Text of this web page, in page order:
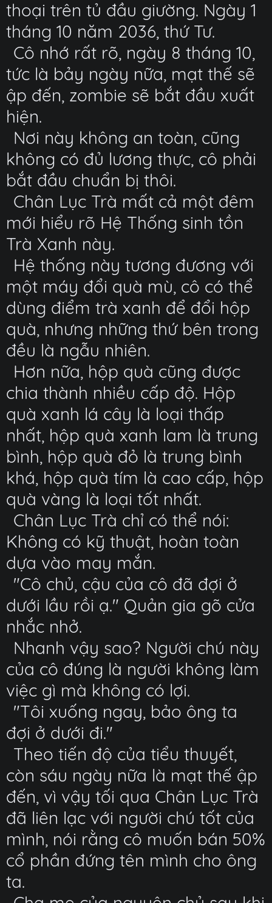
thoại trên tủ đầu giường. Ngày 1
tháng 10 năm 2036, thứ Tư.
Cô nhớ rất rõ, ngày 8 tháng 10,
tức là bảy ngày nữa, mạt thế sẽ
ập đến, zombie sẽ bắt đầu xuất
hiện.
Nơi này không an toàn, cũng
không có đủ lương thực, cô phải
bắt đầu chuẩn bị thôi.
Chân Lục Trà mất cả một đêm
mới hiểu rõ Hệ Thống sinh tồn
Trà Xanh này.
Hệ thống này tương đương với
một máy đổi quà mù, cô có thể
dùng điểm trà xanh để đổi hộp
quà, nhưng những thứ bên trong
đều là ngẫu nhiên.
Hơn nữa, hộp quà cũng được
chia thành nhiều cấp độ. Hộp
quà xanh lá cây là loại thấp
nhất, hộp quà xanh lam là trung
bình, hộp quà đỏ là trung bình
khá, hộp quà tím là cao cấp, hộp
quà vàng là loại tốt nhất.
Chân Lục Trà chỉ có thể nói:
Không có kỹ thuật, hoàn toàn
dựa vào may mắn.
"Cô chủ, cậu của cô đã đợi ở
dưới lầu rồi ạ." Quản gia gõ cửa
nhắc nhở.
Nhanh vậy sao? Người chú này
của cô đúng là người không làm
việc gì mà không có lợi.
"Tôi xuống ngay, bảo ông ta
đợi ở dưới đi."
Theo tiến độ của tiểu thuyết,
còn sáu ngày nữa là mạt thế ập
đến, vì vậy tối qua Chân Lục Trà
đã liên lạc với người chú tốt của
mình, nói rằng cô muốn bán 50%
cổ phần đứng tên mình cho ông
ta.